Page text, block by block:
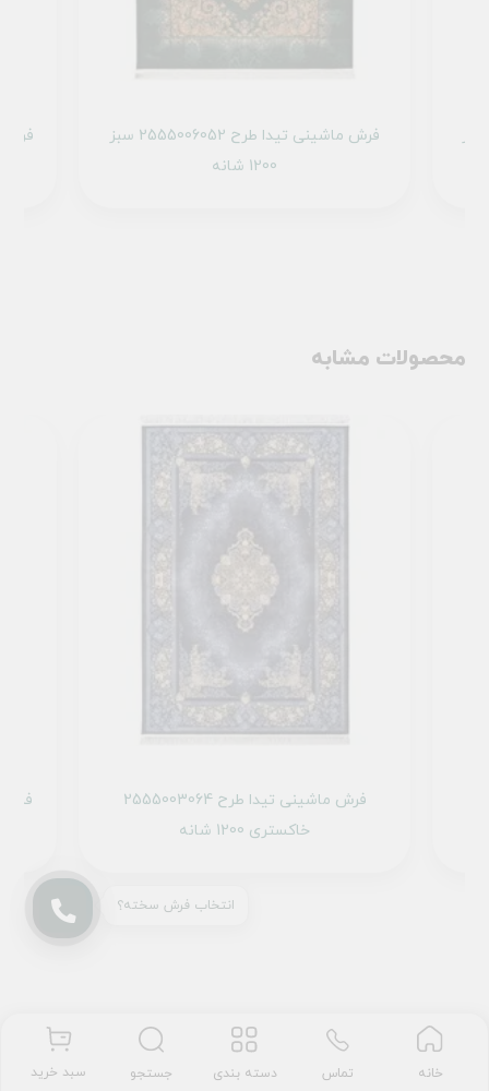
خانه تماس دسته بندی جستجو سبد خرید
فرش ماشینی تیدا طرح 2555006052 سبز
1200 شانه
محصولات مشابه
فرش ماشینی تیدا طرح 2555003064
خاکستری 1200 شانه
انتخاب فرش سخته؟